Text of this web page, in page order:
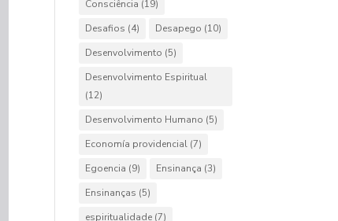
Consciência (19)
Desafios (4) Desapego (10)
Desenvolvimento (5)
Desenvolvimento Espiritual
(12)
Desenvolvimento Humano (5)
Economía providencial (7)
Egoencia (9) Ensinança (3)
Ensinanças (5)
espiritualidade (7)